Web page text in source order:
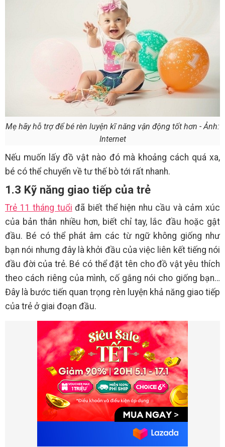
Mẹ hãy hỗ trợ để bé rèn luyện kĩ năng vận động tốt hơn - Ảnh:
Internet
Nếu muốn lấy đồ vật nào đó mà khoảng cách quá xa,
bé có thể chuyển về tư thế bò tới rất nhanh.
1.3 Kỹ năng giao tiếp của trẻ
Trẻ 11 tháng tuổi đã biết thể hiện nhu cầu và cảm xúc
của bản thân nhiều hơn, biết chỉ tay, lắc đầu hoặc gật
đầu. Bé có thể phát âm các từ ngữ không giống như
bạn nói nhưng đây là khởi đầu của việc liên kết tiếng nói
đầu đời của trẻ. Bé có thể đặt tên cho đồ vật yêu thích
theo cách riêng của mình, cố gắng nói cho giống bạn…
Đây là bước tiến quan trọng rèn luyện khả năng giao tiếp
của trẻ ở giai đoạn đầu.